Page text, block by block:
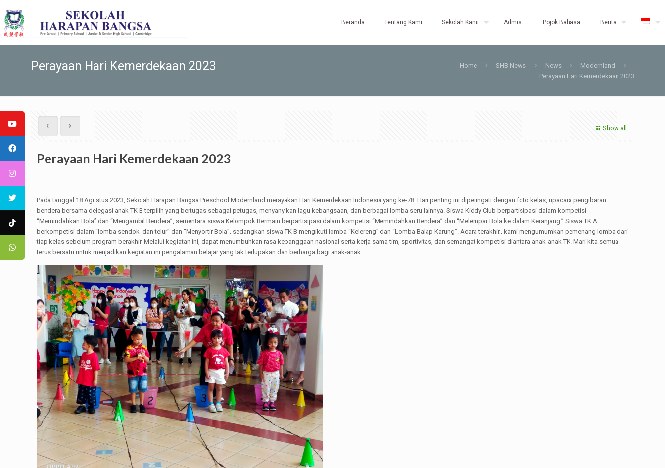
Beranda Tentang Kami Sekolah Kami Admisi Pojok Bahasa Berita
Perayaan Hari Kemerdekaan 2023 Home SHB News News
Modernland
Perayaan Hari Kemerdekaan 2023
Show all
Perayaan Hari Kemerdekaan 2023
Pada tanggal 18 Agustus 2023, Sekolah Harapan Bangsa Preschool Modernland merayakan Hari Kemerdekaan Indonesia yang ke-78. Hari penting ini diperingati dengan foto kelas, upacara pengibaran
bendera bersama delegasi anak TK B terpilih yang bertugas sebagai petugas, menyanyikan lagu kebangsaan, dan berbagai lomba seru lainnya. Siswa Kiddy Club berpartisipasi dalam kompetisi
“Memindahkan Bola” dan “Mengambil Bendera”, sementara siswa Kelompok Bermain berpartisipasi dalam kompetisi “Memindahkan Bendera” dan “Melempar Bola ke dalam Keranjang.” Siswa TK A
berkompetisi dalam “lomba sendok dan telur” dan “Menyortir Bola”, sedangkan siswa TK B mengikuti lomba “Kelereng” dan “Lomba Balap Karung”. Acara terakhir,, kami mengumumkan pemenang lomba dari
tiap kelas sebelum program berakhir. Melalui kegiatan ini, dapat menumbuhkan rasa kebanggaan nasional serta kerja sama tim, sportivitas, dan semangat kompetisi diantara anak-anak TK. Mari kita semua
terus bersatu untuk menjadikan kegiatan ini pengalaman belajar yang tak terlupakan dan berharga bagi anak-anak.